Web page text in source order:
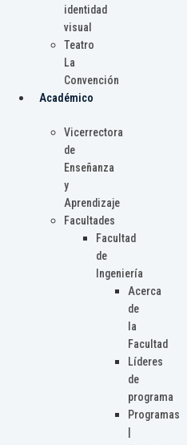
identidad
visual
Teatro
La
Convención
Académico
Vicerrectora
de
Enseñanza
y
Aprendizaje
Facultades
Facultad
de
Ingeniería
Acerca
de
la
Facultad
Líderes
de
programa
Programas